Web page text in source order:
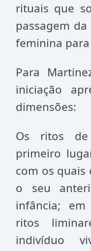
rituais que
passagem
feminina
Para
iniciação
dimensões:
Os ritos
primeiro
com os quais
o seu
infância;
ritos
indivíduo